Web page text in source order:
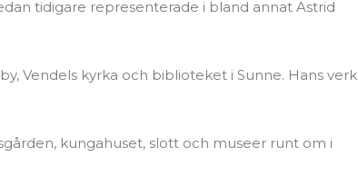
tidigare representerade i bland annat Astrid
Vendels kyrka och biblioteket i Sunne. Hans verk
kungahuset, slott och museer runt om i